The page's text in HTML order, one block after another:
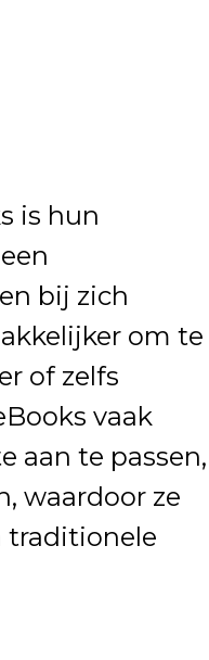
is hun
bij zich
om te
of zelfs
vaak
aan te passen,
waardoor ze
traditionele